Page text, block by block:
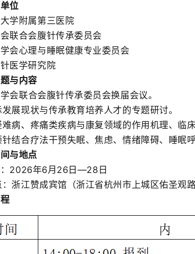
位
附属第三医院
合会腹针传承委员会
心理与睡眠健康专业委员会
医学研究院
与内容
联合会腹针传承委员会换届会议。
现状与传承教育培养人才的专题研讨。
、疼痛类疾病与康复领域的作用机理、临床
合疗法干预失眠、焦虑、情绪障碍、睡眠呼
与地点
2026年6月26日—28日
江赞成宾馆（浙江省杭州市上城区佑圣观路